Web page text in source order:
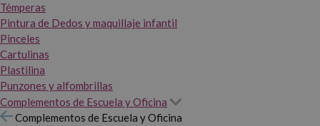
Témperas
Pintura de Dedos y maquillaje infantil
Pinceles
Cartulinas
Plastilina
Punzones y alfombrillas
Complementos de Escuela y Oficina
Complementos de Escuela y Oficina